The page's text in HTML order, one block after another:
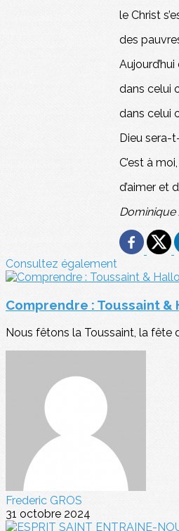
le Christ
des
dans celui
dans celui
Dieu sera-
C’est à
d’aimer et
Dominique
Consultez également
Comprendre : Toussaint &
Nous fêtons la Toussaint, la fête
Frederic GROS
31 octobre 2024